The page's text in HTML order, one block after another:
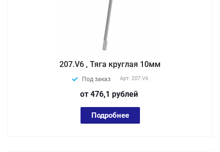
207.V6 , Тяга круглая 10мм
Под заказ Арт. 207.V6
от 476,1 рублей
Подробнее